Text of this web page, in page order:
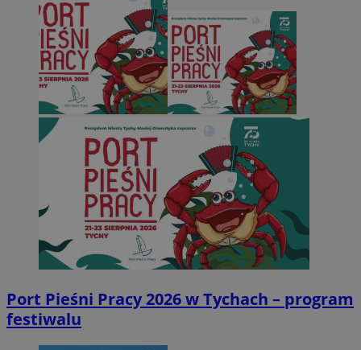
Port Pieśni Pracy 2026 w Tychach – program
festiwalu